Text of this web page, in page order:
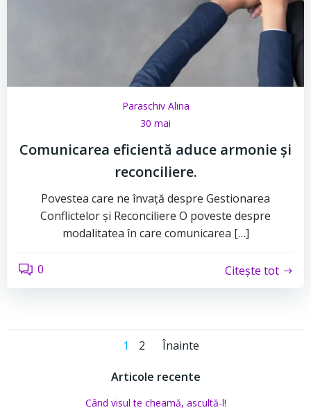
Paraschiv Alina
30 mai
Comunicarea eficientă aduce armonie și
reconciliere.
Povestea care ne învață despre Gestionarea
Conflictelor și Reconciliere O poveste despre
modalitatea în care comunicarea […]
0 Citește tot
Posts
navigation
Page
1 Page
2
Posts
navigation
Înainte
Articole recente
Când visul te cheamă, ascultă-l!